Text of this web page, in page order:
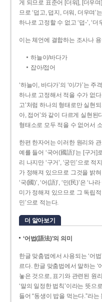
게 되므로 표준어 [더워], [더우
므로 ‘덥고, 덥지, 더워, 더우며’
하나로 고정할 수 없고 ‘덥-’, ‘
이는 체언에 결합하는 조사나
하늘이/바다가
잡아/접어
‘하늘이, 바다가’의 ‘이/가’는
하나로 고정해서 적을 수가 없다.
고’처럼 하나의 형태로만 실현
아, 접어’와 같이 다르게 실현된
형태소로 모두 적을 수 없어서
한편 한자어는 이러한 원리와
예를 들어 ‘국어(國語)’는 [구거]
리 나지만 ‘구거’, ‘궁민’으로
가 정해져 있으므로 그것을 밝
‘국(國)’, ‘어(語)’, ‘민(民)’은 ‘나
미가 정해져 있으므로 그 독립
민’으로 적는다.
더 알아보기
‘어법(語法)’의 의미
한글 맞춤법에서 사용되는 ‘어
르다. 한글 맞춤법에서 말하는 ‘
놓은 것으로, 표기와 관련된 원
‘말의 일정한 법칙’이라는 뜻으
들어 “동생이 밥을 먹는다.”라